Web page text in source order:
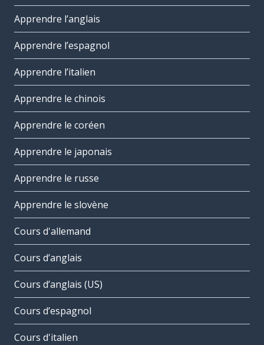
Apprendre l’anglais
Apprendre l’espagnol
Apprendre l’italien
Apprendre le chinois
Apprendre le coréen
Apprendre le japonais
Apprendre le russe
Apprendre le slovène
Cours d'allemand
Cours d’anglais
Cours d’anglais (US)
Cours d’espagnol
Cours d'italien